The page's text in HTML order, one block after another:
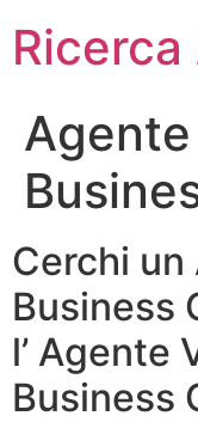
Cerchi un
Business
l’ Agente
Business